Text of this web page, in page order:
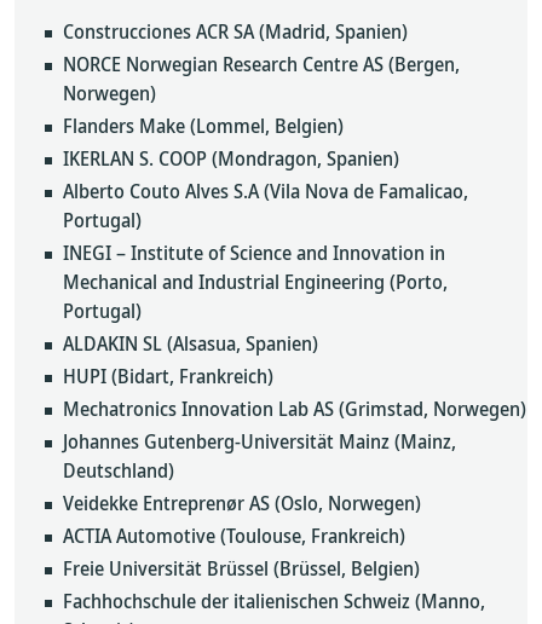
Construcciones ACR SA (Madrid, Spanien)
NORCE Norwegian Research Centre AS (Bergen,
Norwegen)
Flanders Make (Lommel, Belgien)
IKERLAN S. COOP (Mondragon, Spanien)
Alberto Couto Alves S.A (Vila Nova de Famalicao,
Portugal)
INEGI – Institute of Science and Innovation in
Mechanical and Industrial Engineering (Porto,
Portugal)
ALDAKIN SL (Alsasua, Spanien)
HUPI (Bidart, Frankreich)
Mechatronics Innovation Lab AS (Grimstad, Norwegen)
Johannes Gutenberg-Universität Mainz (Mainz,
Deutschland)
Veidekke Entreprenør AS (Oslo, Norwegen)
ACTIA Automotive (Toulouse, Frankreich)
Freie Universität Brüssel (Brüssel, Belgien)
Fachhochschule der italienischen Schweiz (Manno,